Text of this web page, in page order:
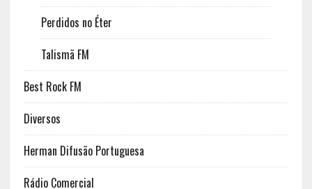
Perdidos no Éter
Talismã FM
Best Rock FM
Diversos
Herman Difusão Portuguesa
Rádio Comercial